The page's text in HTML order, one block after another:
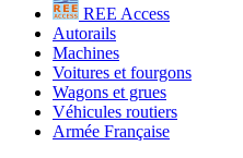
REE Access
Autorails
Machines
Voitures et fourgons
Wagons et grues
Véhicules routiers
Armée Française